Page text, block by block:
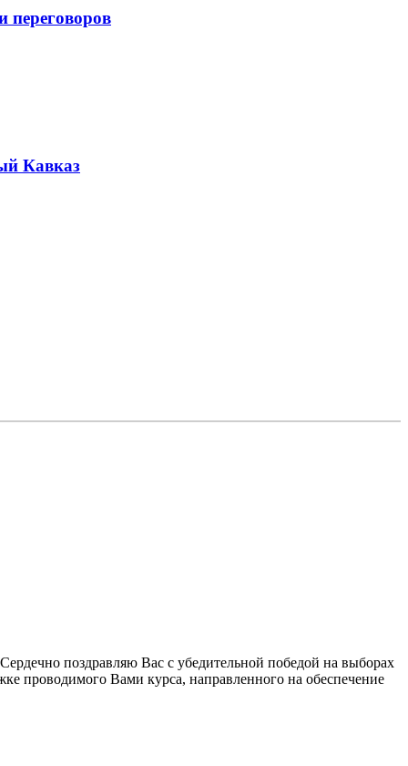
переговоров
Кавказ
поздравляю Bас с убедительной победой на выборах
проводимого Bами курса, направленного на обеспечение